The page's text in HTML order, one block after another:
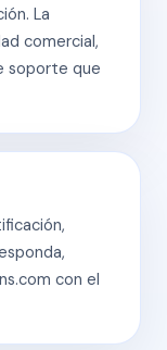
La
comercial,
soporte que
con el